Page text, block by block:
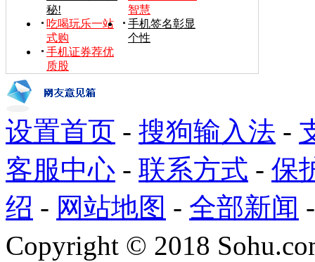
秘!
智慧
吃喝玩乐一站
式购
手机签名彰显
个性
手机证券荐优
质股
设置首页 - 搜狗输入法 -
客服中心 - 联系方式 - 保
绍 - 网站地图 - 全部新闻
Copyright © 2018